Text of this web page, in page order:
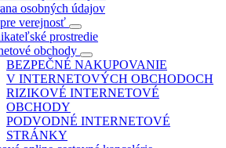
osobných údajov
verejnosť
prostredie
obchody
BEZPEČNÉ NAKUPOVANIE
V INTERNETOVÝCH OBCHODOCH
RIZIKOVÉ INTERNETOVÉ
OBCHODY
PODVODNÉ INTERNETOVÉ
STRÁNKY